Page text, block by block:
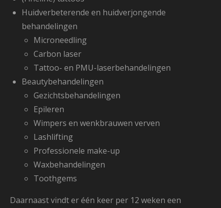
Huidverbeterende en huidverjongende
behandelingen
Microneedling
Carbon laser
Tattoo- en PMU-laserbehandelingen
Beautybehandelingen
Gezichtsbehandelingen
Epileren
Wimpers en wenkbrauwen verven
Lashlifting
Professionele make-up
Waxbehandelingen
Toothgems
Daarnaast vindt er één keer per 12 weken een